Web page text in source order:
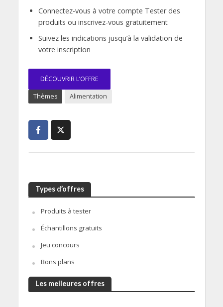
Connectez-vous à votre compte Tester des
produits ou inscrivez-vous gratuitement
Suivez les indications jusqu’à la validation de
votre inscription
DÉCOUVRIR L’OFFRE
Thèmes Alimentation
Types d’offres
Produits à tester
Échantillons gratuits
Jeu concours
Bons plans
Les meileures offres